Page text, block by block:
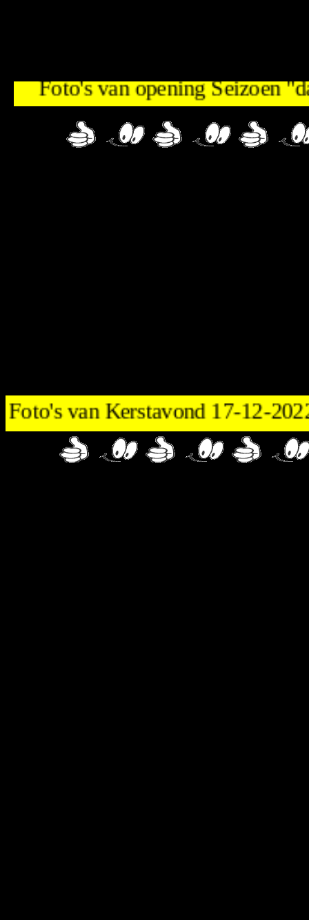
Foto's van opening Seizoen
Foto's van Kerstavond 17-12-